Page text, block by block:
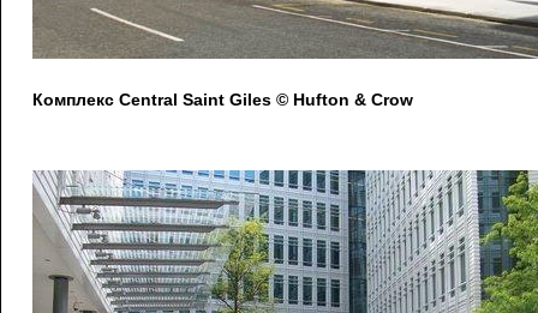
Комплекс Central Saint Giles © Hufton & Crow